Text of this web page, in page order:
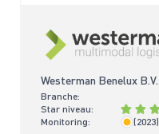
Westerman Benelux B.V.
Branche:
Star niveau:
Monitoring:
< 4 jaar
(2023)